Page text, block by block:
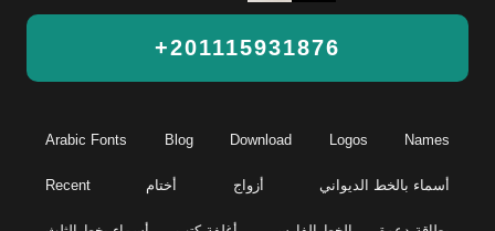
+201115931876
Arabic Fonts Blog Download Logos Names
Recent أختام أزواج أسماء بالخط الديواني